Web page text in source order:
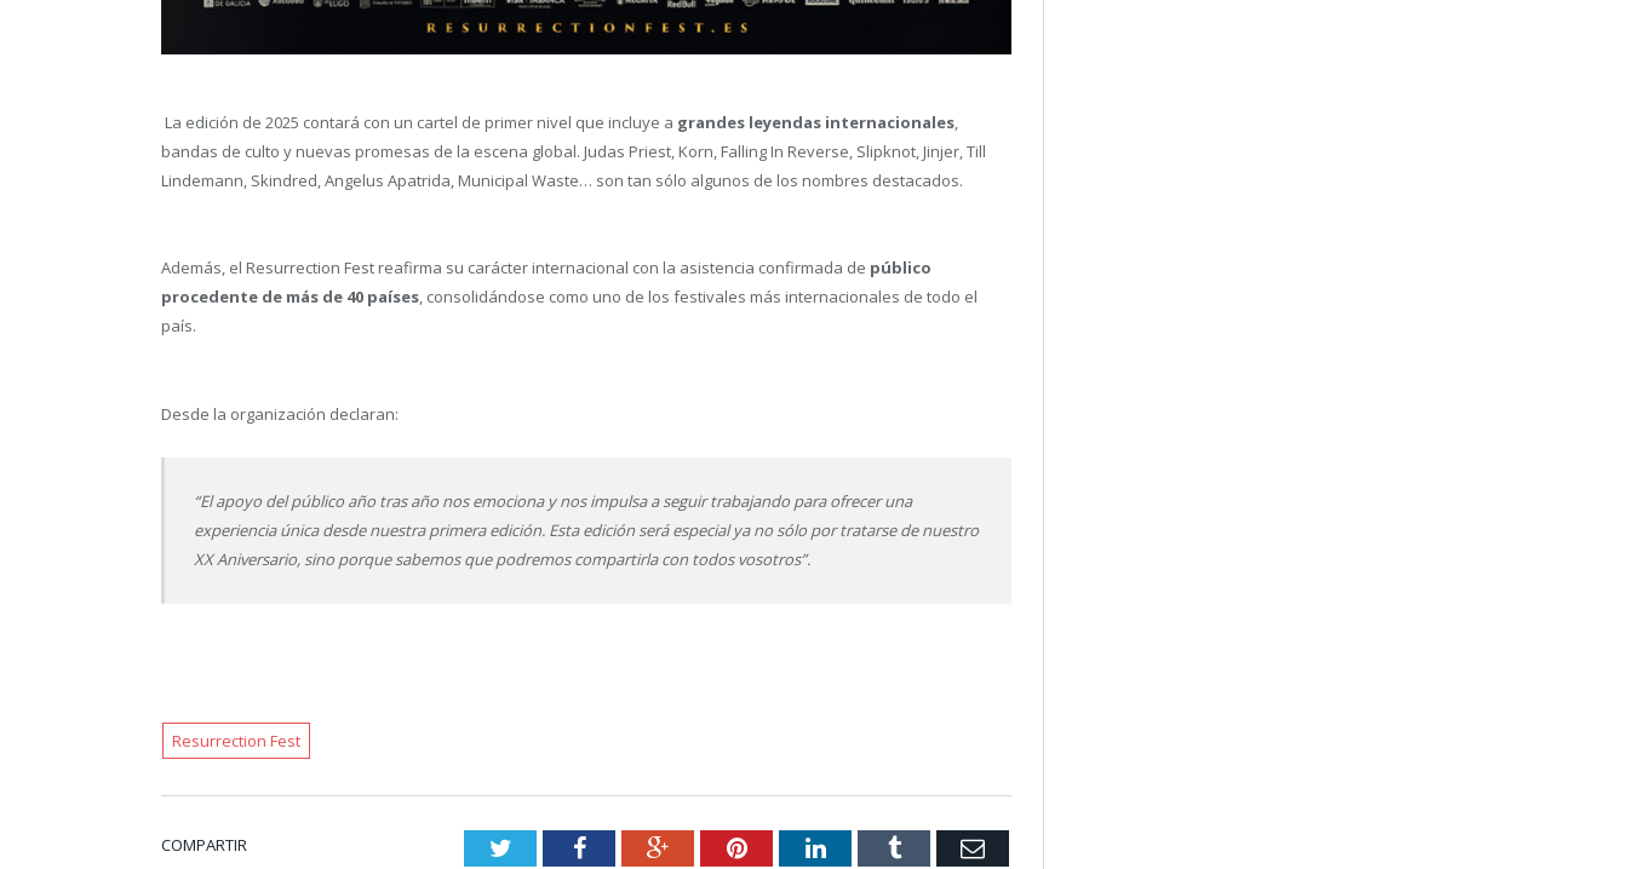
La edición de 2025 contará con un cartel de primer nivel que incluye a grandes leyendas internacionales,
bandas de culto y nuevas promesas de la escena global. Judas Priest, Korn, Falling In Reverse, Slipknot, Jinjer, Till
Lindemann, Skindred, Angelus Apatrida, Municipal Waste… son tan sólo algunos de los nombres destacados.
Además, el Resurrection Fest reafirma su carácter internacional con la asistencia confirmada de público
procedente de más de 40 países, consolidándose como uno de los festivales más internacionales de todo el
país.
Desde la organización declaran:
“El apoyo del público año tras año nos emociona y nos impulsa a seguir trabajando para ofrecer una
experiencia única desde nuestra primera edición. Esta edición será especial ya no sólo por tratarse de nuestro
XX Aniversario, sino porque sabemos que podremos compartirla con todos vosotros”.
Resurrection Fest
COMPARTIR TwitterFacebookGoogle+PinterestLinkedInTumblr Email